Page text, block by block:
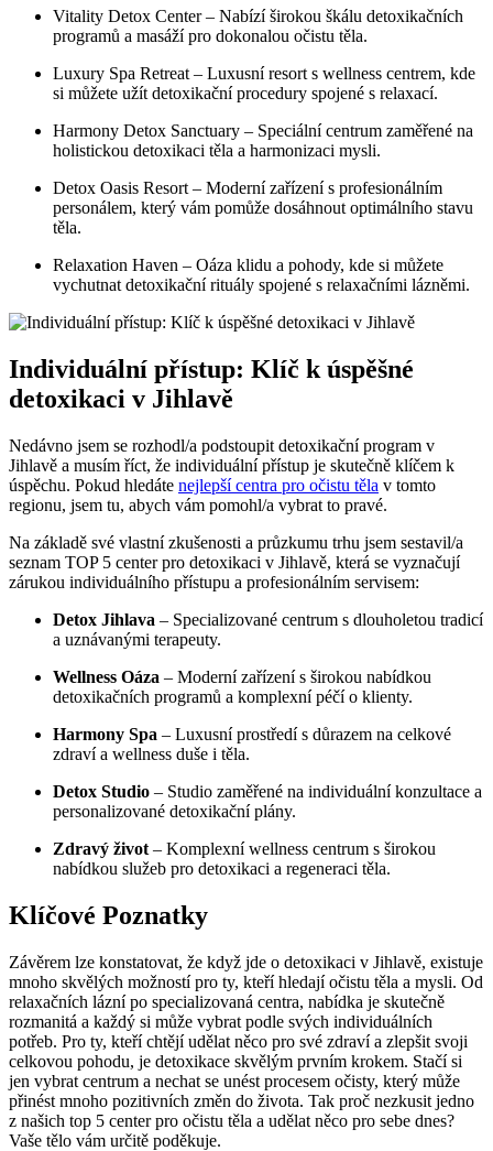
Vitality Detox Center – Nabízí širokou škálu detoxikačních
programů a masáží pro dokonalou očistu těla.
Luxury Spa Retreat – Luxusní resort s wellness centrem, kde
si můžete užít detoxikační procedury spojené s relaxací.
Harmony Detox Sanctuary – Speciální centrum zaměřené na
holistickou detoxikaci těla a harmonizaci mysli.
Detox Oasis Resort – Moderní zařízení s profesionálním
personálem, který vám pomůže dosáhnout optimálního stavu
těla.
Relaxation Haven – Oáza klidu a pohody, kde si můžete
vychutnat detoxikační rituály spojené s relaxačními lázněmi.
Individuální přístup: Klíč k úspěšné
detoxikaci v Jihlavě
Nedávno jsem se rozhodl/a podstoupit detoxikační program v
Jihlavě a musím říct, že individuální přístup je skutečně klíčem k
úspěchu. Pokud hledáte nejlepší centra pro očistu těla v tomto
regionu, jsem tu, abych vám pomohl/a vybrat to pravé.
Na základě své vlastní zkušenosti a průzkumu trhu jsem sestavil/a
seznam TOP 5 center pro detoxikaci v Jihlavě, která se vyznačují
zárukou individuálního přístupu a profesionálním servisem:
Detox Jihlava – Specializované centrum s dlouholetou tradicí
a uznávanými terapeuty.
Wellness Oáza – Moderní zařízení s širokou nabídkou
detoxikačních programů a komplexní péčí o klienty.
Harmony Spa – Luxusní prostředí s důrazem na celkové
zdraví a wellness duše i těla.
Detox Studio – Studio zaměřené na individuální konzultace a
personalizované detoxikační plány.
Zdravý život – Komplexní wellness centrum s širokou
nabídkou služeb pro detoxikaci a regeneraci těla.
Klíčové Poznatky
Závěrem lze konstatovat, že když jde o detoxikaci v Jihlavě, existuje
mnoho skvělých možností pro ty, kteří hledají očistu těla a mysli. Od
relaxačních lázní po specializovaná centra, nabídka je skutečně
rozmanitá a každý si může vybrat podle svých individuálních
potřeb. Pro ty, kteří chtějí udělat něco pro své zdraví a zlepšit svoji
celkovou pohodu, je detoxikace skvělým prvním krokem. Stačí si
jen vybrat centrum a nechat se unést procesem očisty, který může
přinést mnoho pozitivních změn do života. Tak proč nezkusit jedno
z našich top 5 center pro očistu těla a udělat něco pro sebe dnes?
Vaše tělo vám určitě poděkuje.